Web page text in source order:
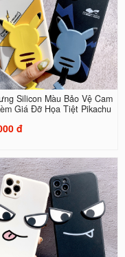
Silicon Màu Bảo Vệ Cam
Giá Đỡ Họa Tiệt Pikachu
đ